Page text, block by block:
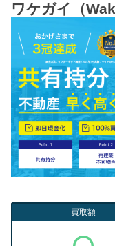
ワケガイ（
買取額